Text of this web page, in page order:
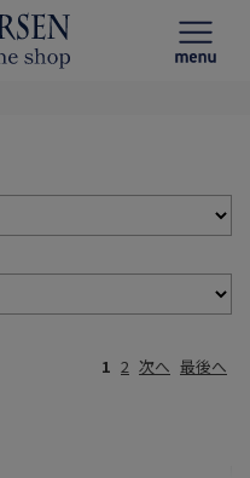
1 2 次へ 最後へ